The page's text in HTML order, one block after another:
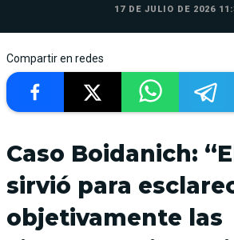
17 DE JULIO DE 2026
Compartir en redes
Caso Boidanich:
sirvió para
objetivamente las